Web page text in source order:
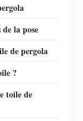
la pose
de pergola
?
toile de